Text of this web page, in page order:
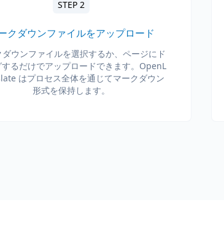
STEP 2
クダウンファイルをアップロード
ダウンファイルを選択するか、ページにド
するだけでアップロードできます。OpenL
はプロセス全体を通じてマークダウン
形式を保持します。